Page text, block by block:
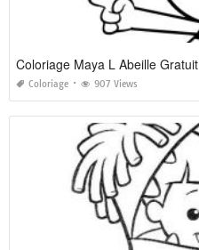
Coloriage Maya L Abeille Gratuit
Coloriage 907 Views